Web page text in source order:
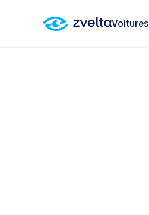
Voitures